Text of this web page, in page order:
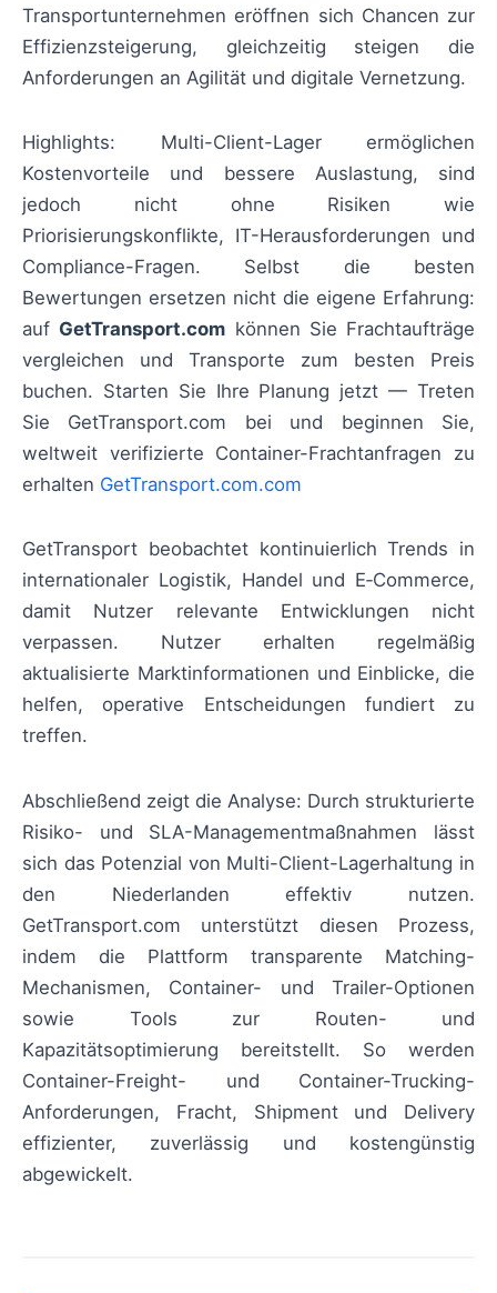
Transportunternehmen eröffnen sich Chancen zur
Effizienzsteigerung, gleichzeitig steigen die
Anforderungen an Agilität und digitale Vernetzung.
Highlights: Multi-Client-Lager ermöglichen
Kostenvorteile und bessere Auslastung, sind
jedoch nicht ohne Risiken wie
Priorisierungskonflikte, IT-Herausforderungen und
Compliance-Fragen. Selbst die besten
Bewertungen ersetzen nicht die eigene Erfahrung:
auf GetTransport.com können Sie Frachtaufträge
vergleichen und Transporte zum besten Preis
buchen. Starten Sie Ihre Planung jetzt — Treten
Sie GetTransport.com bei und beginnen Sie,
weltweit verifizierte Container-Frachtanfragen zu
erhalten GetTransport.com.com
GetTransport beobachtet kontinuierlich Trends in
internationaler Logistik, Handel und E‑Commerce,
damit Nutzer relevante Entwicklungen nicht
verpassen. Nutzer erhalten regelmäßig
aktualisierte Marktinformationen und Einblicke, die
helfen, operative Entscheidungen fundiert zu
treffen.
Abschließend zeigt die Analyse: Durch strukturierte
Risiko- und SLA-Managementmaßnahmen lässt
sich das Potenzial von Multi-Client-Lagerhaltung in
den Niederlanden effektiv nutzen.
GetTransport.com unterstützt diesen Prozess,
indem die Plattform transparente Matching-
Mechanismen, Container- und Trailer-Optionen
sowie Tools zur Routen- und
Kapazitätsoptimierung bereitstellt. So werden
Container-Freight- und Container-Trucking-
Anforderungen, Fracht, Shipment und Delivery
effizienter, zuverlässig und kostengünstig
abgewickelt.